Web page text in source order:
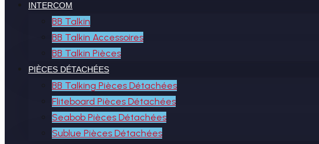
INTERCOM
BB Talkin
BB Talkin Accessoires
BB Talkin Pièces
PIÈCES DÉTACHÉES
BB Talking Pièces Détachées
Fliteboard Pièces Détachées
Seabob Pièces Détachées
Sublue Pièces Détachées